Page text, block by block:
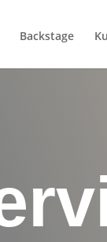
Backstage